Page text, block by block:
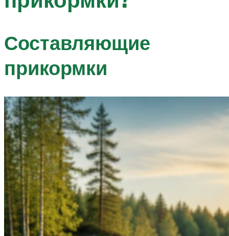
Составляющие
прикормки